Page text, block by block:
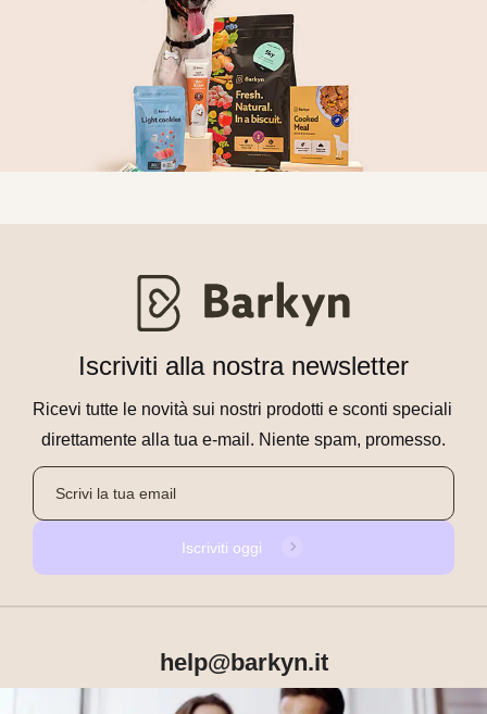
Iscriviti alla nostra newsletter
Ricevi tutte le novità sui nostri prodotti e sconti speciali
direttamente alla tua e-mail. Niente spam, promesso.
Iscriviti oggi
help@barkyn.it